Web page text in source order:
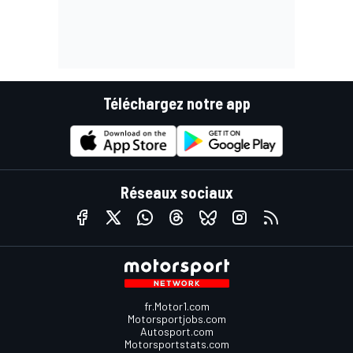
Téléchargez notre app
Réseaux sociaux
fr.Motor1.com
Motorsportjobs.com
Autosport.com
Motorsportstats.com